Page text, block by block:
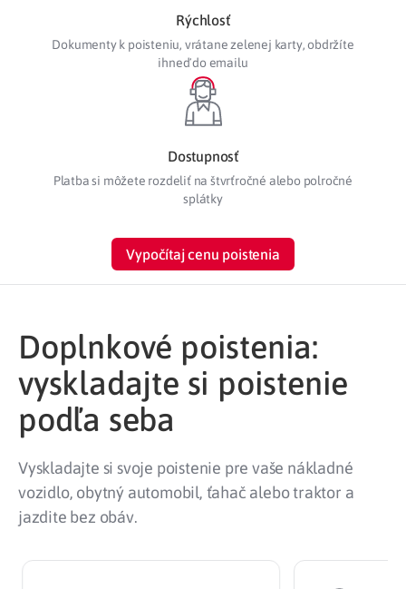
Rýchlosť
Dokumenty k poisteniu, vrátane zelenej karty, obdržíte
ihneď do emailu
Dostupnosť
Platba si môžete rozdeliť na štvrťročné alebo polročné
splátky
Vypočítaj cenu poistenia
Doplnkové poistenia:
vyskladajte si poistenie
podľa seba
Vyskladajte si svoje poistenie pre vaše nákladné
vozidlo, obytný automobil, ťahač alebo traktor a
jazdite bez obáv.